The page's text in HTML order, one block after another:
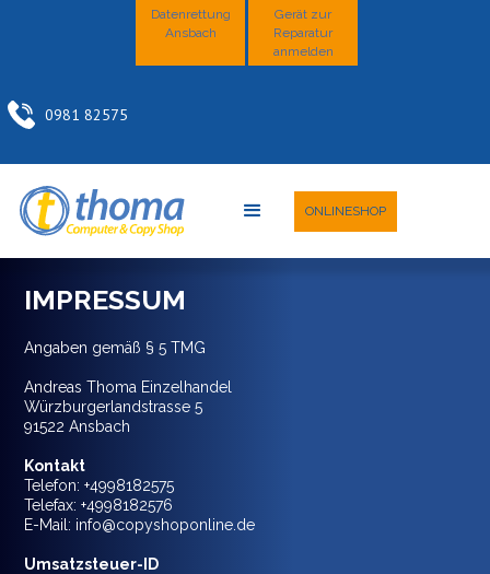
Datenrettung
Ansbach
Gerät zur
Reparatur
anmelden
0981 82575
ONLINESHOP
IMPRESSUM
Angaben gemäß § 5 TMG
Andreas Thoma Einzelhandel
Würzburgerlandstrasse 5
91522 Ansbach
Kontakt
Telefon: +4998182575
Telefax: +4998182576
E-Mail: info@copyshoponline.de
Umsatzsteuer-ID